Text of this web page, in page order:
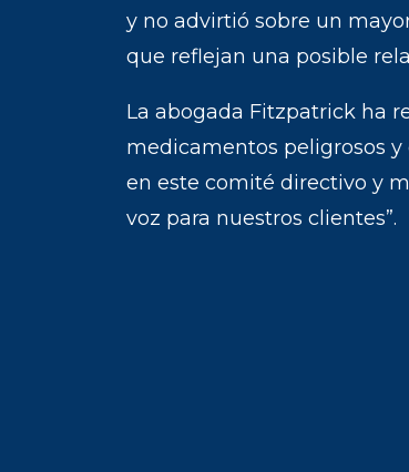
y no advirtió sobre un
que reflejan una posible
La abogada Fitzpatrick ha
medicamentos peligrosos y
en este comité directivo y
voz para nuestros clientes”.